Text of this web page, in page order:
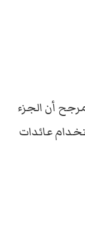
أن الجزء
عائدات